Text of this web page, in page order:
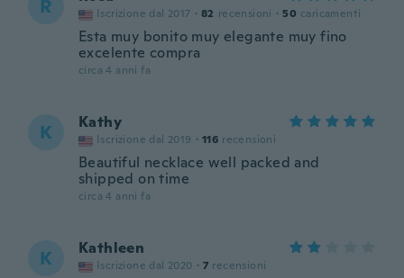
R Iscrizione dal 2017 · 82 recensioni · 50 caricamenti
Esta muy bonito muy elegante muy fino
excelente compra
circa 4 anni fa
K Kathy
Iscrizione dal 2019 · 116 recensioni
Beautiful necklace well packed and
shipped on time
circa 4 anni fa
K Kathleen
Iscrizione dal 2020 · 7 recensioni